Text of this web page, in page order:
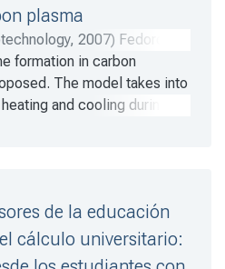
plasma
, 2007) Fedorov,
S. Yu.; Churilov, G.N.
formation in carbon
The model takes into
and cooling during
bonds formation
qualitatively correct
yields in helium and
de la educación
cálculo universitario: